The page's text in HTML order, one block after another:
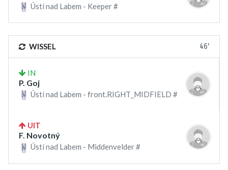
Ústí nad Labem - Keeper #
WISSEL 46'
IN
P. Goj
Ústí nad Labem - front.RIGHT_MIDFIELD #
UIT
F. Novotný
Ústí nad Labem - Middenvelder #